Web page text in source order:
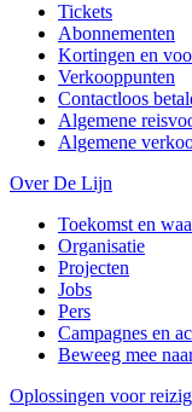
Tickets
Abonnementen
Kortingen en
Verkooppunten
Contactloos
Algemene
Algemene
Over De Lijn
Toekomst en
Organisatie
Projecten
Jobs
Pers
Campagnes en
Beweeg mee
Oplossingen voor